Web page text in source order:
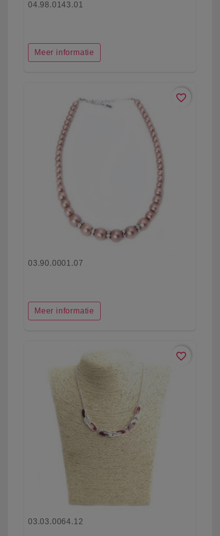
04.98.0143.01
Meer informatie
favorite_border
03.90.0001.07
Meer informatie
favorite_border
03.03.0064.12